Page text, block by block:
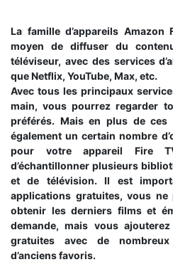
La famille d’appareils
moyen de diffuser du
téléviseur, avec des services
que Netflix, YouTube, Max, etc.
Avec tous les principaux
main, vous pourrez regarder
préférés. Mais en plus de ces
également un certain nombre
pour votre appareil Fire
d’échantillonner plusieurs
et de télévision. Il est
applications gratuites, vous ne
obtenir les derniers films et
demande, mais vous
gratuites avec de
d’anciens favoris.